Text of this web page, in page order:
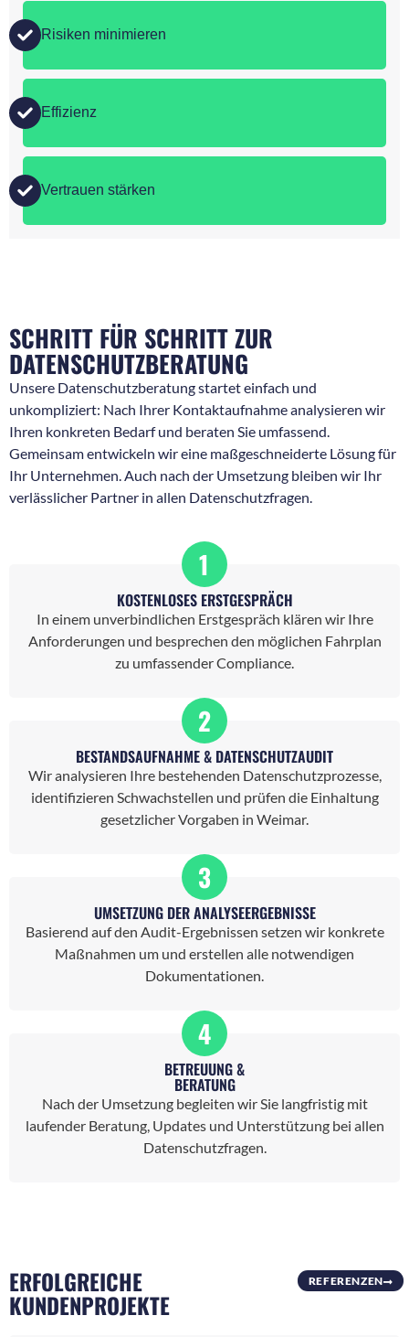
Risiken minimieren
Effizienz
Vertrauen stärken
SCHRITT FÜR SCHRITT ZUR
DATENSCHUTZBERATUNG
Unsere Datenschutzberatung startet einfach und
unkompliziert: Nach Ihrer Kontaktaufnahme analysieren wir
Ihren konkreten Bedarf und beraten Sie umfassend.
Gemeinsam entwickeln wir eine maßgeschneiderte Lösung für
Ihr Unternehmen. Auch nach der Umsetzung bleiben wir Ihr
verlässlicher Partner in allen Datenschutzfragen.
1
KOSTENLOSES ERSTGESPRÄCH
In einem unverbindlichen Erstgespräch klären wir Ihre
Anforderungen und besprechen den möglichen Fahrplan
zu umfassender Compliance.
2
BESTANDSAUFNAHME & DATENSCHUTZAUDIT
Wir analysieren Ihre bestehenden Datenschutzprozesse,
identifizieren Schwachstellen und prüfen die Einhaltung
gesetzlicher Vorgaben in Weimar.
3
UMSETZUNG DER ANALYSEERGEBNISSE
Basierend auf den Audit-Ergebnissen setzen wir konkrete
Maßnahmen um und erstellen alle notwendigen
Dokumentationen.
4
BETREUUNG &
BERATUNG
Nach der Umsetzung begleiten wir Sie langfristig mit
laufender Beratung, Updates und Unterstützung bei allen
Datenschutzfragen.
ERFOLGREICHE
KUNDENPROJEKTE
REFERENZEN